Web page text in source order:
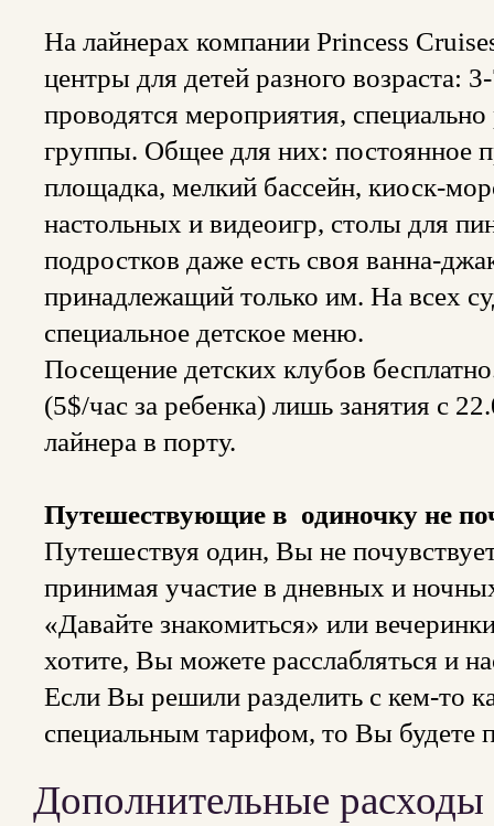
На лайнерах компании Princess
центры для детей разного возраста:
проводятся мероприятия,
группы. Общее для них: постоянное
площадка, мелкий бассейн, киоск-
настольных и видеоигр, столы для
подростков даже есть своя ванна-
принадлежащий только им. На всех
специальное детское меню.
Посещение детских клубов
(5$/час за ребенка) лишь занятия с
лайнера в порту.
Путешествующие в одиночку не
Путешествуя один, Вы не
принимая участие в дневных и
«Давайте знакомиться» или
хотите, Вы можете расслабляться и
Если Вы решили разделить с кем-то
специальным тарифом, то Вы будете
Дополнительные расходы